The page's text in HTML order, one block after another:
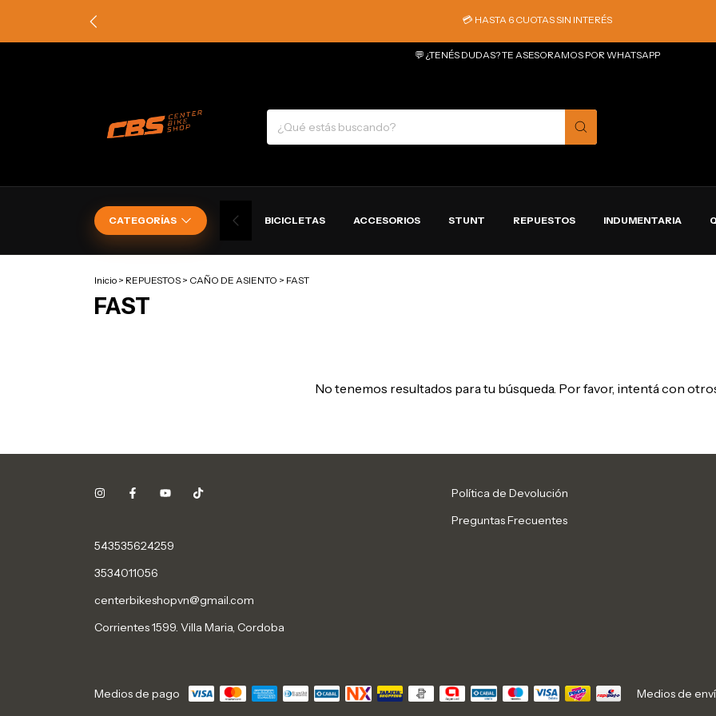
💳 HASTA 6 CUOTAS SIN INTERÉS
💬 ¿TENÉS DUDAS? TE ASESORAMOS POR WHATSAPP
CATEGORÍAS BICICLETAS ACCESORIOS STUNT REPUESTOS INDUMENTARIA
Inicio > REPUESTOS > CAÑO DE ASIENTO > FAST
FAST
No tenemos resultados para tu búsqueda. Por favor, intentá con
543535624259
3534011056
centerbikeshopvn@gmail.com
Corrientes 1599. Villa Maria, Cordoba
Política de Devolución
Preguntas Frecuentes
Medios de pago Medios de